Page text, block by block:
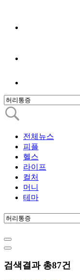
전체뉴스
피플
헬스
라이프
컬처
머니
테마
검색결과 총87건